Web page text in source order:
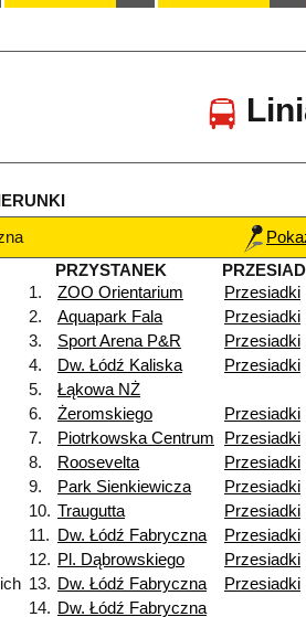
PRZYSTANEK
1. ZOO Orientarium
Przesiadki
2. Aquapark Fala
Przesiadki
3. Sport Arena P&R
Przesiadki
4. Dw. Łódź Kaliska
Przesiadki
5.
Łąkowa NŻ
6. Żeromskiego
Przesiadki
7.
Piotrkowska Centrum
Przesiadki
8. Roosevelta
Przesiadki
9. Park Sienkiewicza
Przesiadki
10. Traugutta
Przesiadki
11.
Dw. Łódź Fabryczna
Przesiadki
12. Pl. Dąbrowskiego
Przesiadki
13. Dw. Łódź Fabryczna
Przesiadki
14. Dw. Łódź Fabryczna